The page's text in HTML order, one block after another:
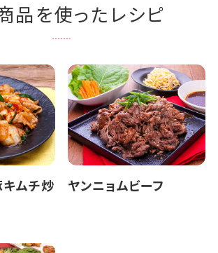
品を使ったレシピ
キムチ炒
ヤンニョムビーフ